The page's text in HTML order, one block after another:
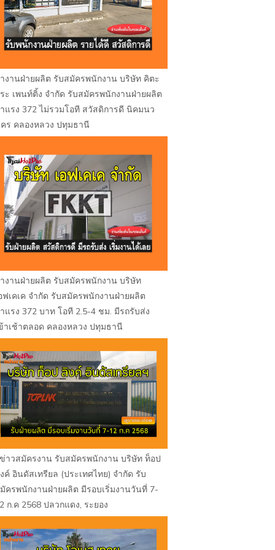
งานฝ่ายผลิต รับสมัครพนักงาน บริษัท คิตะ
ะ เพนท์ติ้ง จำกัด รับสมัครพนักงานฝ่ายผลิต
แรง 372 ไม่รวมโอที สวัสดิการดี นิคมนว
ร คลองหลวง ปทุมธานี
งานฝ่ายผลิต รับสมัครพนักงาน บริษัท
ฟเคเค จำกัด รับสมัครพนักงานฝ่ายผลิต
แรง 372 บาท โอที 2.5-4 ชม. มีรถรับส่ง
าเช้าตลอด คลองหลวง ปทุมธานี
าวสมัครงาน รับสมัครพนักงาน บริษัท ท็อป
ค์ อินดัสเทรียล (ประเทศไทย) จำกัด รับ
ครพนักงานฝ่ายผลิต มีรอบเริ่มงานวันที่ 7-
ก.ค 2568 ปลวกแดง, ระยอง